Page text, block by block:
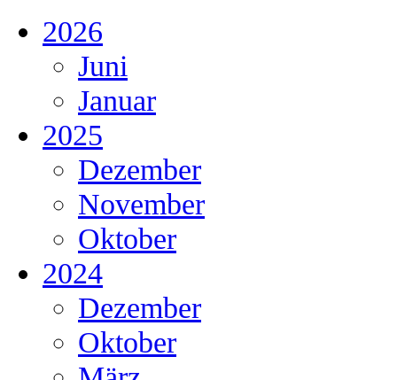
2026
Juni
Januar
2025
Dezember
November
Oktober
2024
Dezember
Oktober